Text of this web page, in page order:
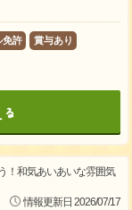
免許 賞与あり
和気あいあいな雰囲気
情報更新日 2026/07/17